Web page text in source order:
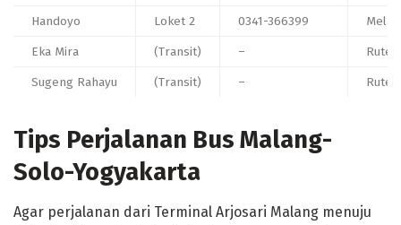
Handoyo
Loket 2 0341-366399
Eka Mira
(Transit) –
Rute
Sugeng Rahayu
(Transit) – Rute
Tips Perjalanan Bus Malang-
Solo-Yogyakarta
Agar perjalanan dari Terminal Arjosari Malang menuju